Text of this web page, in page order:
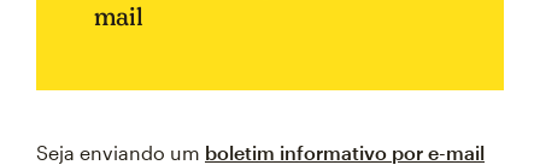
mail
Seja enviando um boletim informativo por e-mail